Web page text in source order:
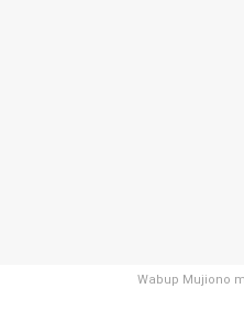
Wabup Mujiono